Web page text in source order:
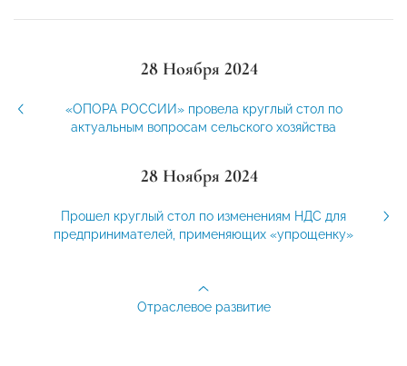
28 Ноября 2024
«ОПОРА РОССИИ» провела круглый стол по
актуальным вопросам сельского хозяйства
28 Ноября 2024
Прошел круглый стол по изменениям НДС для
предпринимателей, применяющих «упрощенку»
Отраслевое развитие